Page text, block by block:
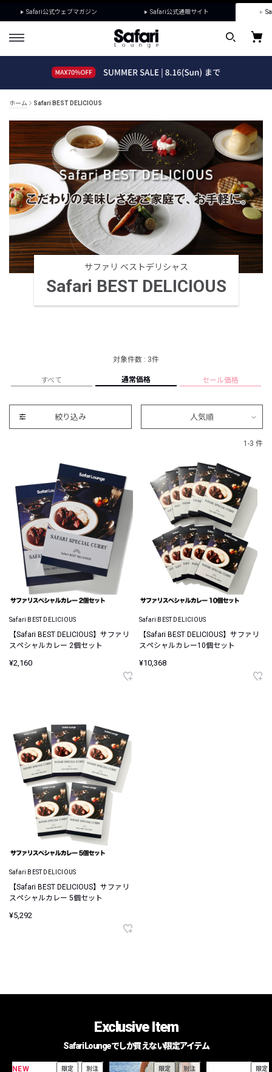
Safari公式ウェブマガジン Safari公式通販サイト
ホーム Safari BEST DELICIOUS
サファリ ベストデリシャス
Safari BEST DELICIOUS
対象件数 : 3件
すべて 通常価格 セール価格
絞り込み 人気順
1-3 件
Safari BEST DELICIOUS
【Safari BEST DELICIOUS】サファリ
スペシャルカレー 2個セット
¥2,160
Safari BEST DELICIOUS
【Safari BEST DELICIOUS】サファリ
スペシャルカレー10個セット
¥10,368
Safari BEST DELICIOUS
【Safari BEST DELICIOUS】サファリ
スペシャルカレー 5個セット
¥5,292
Exclusive Item
Safari Loungeでしか買えない限定アイテム
NEW 限定 別注 限定 別注 限定